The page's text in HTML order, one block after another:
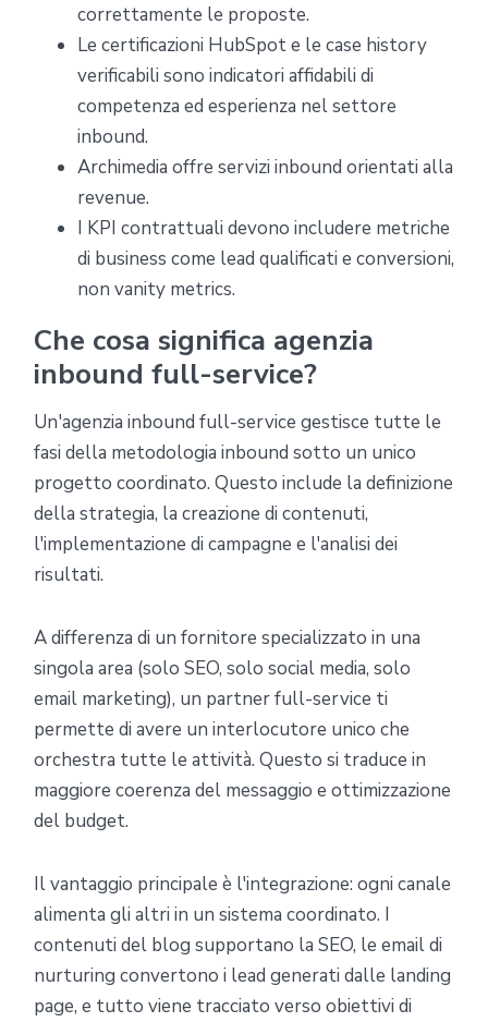
correttamente le proposte.
Le certificazioni HubSpot e le case history
verificabili sono indicatori affidabili di
competenza ed esperienza nel settore
inbound.
Archimedia offre servizi inbound orientati alla
revenue.
I KPI contrattuali devono includere metriche
di business come lead qualificati e conversioni,
non vanity metrics.
Che cosa significa agenzia
inbound full-service?
Un'agenzia inbound full-service gestisce tutte le
fasi della metodologia inbound sotto un unico
progetto coordinato. Questo include la definizione
della strategia, la creazione di contenuti,
l'implementazione di campagne e l'analisi dei
risultati.
A differenza di un fornitore specializzato in una
singola area (solo SEO, solo social media, solo
email marketing), un partner full-service ti
permette di avere un interlocutore unico che
orchestra tutte le attività. Questo si traduce in
maggiore coerenza del messaggio e ottimizzazione
del budget.
Il vantaggio principale è l'integrazione: ogni canale
alimenta gli altri in un sistema coordinato. I
contenuti del blog supportano la SEO, le email di
nurturing convertono i lead generati dalle landing
page, e tutto viene tracciato verso obiettivi di